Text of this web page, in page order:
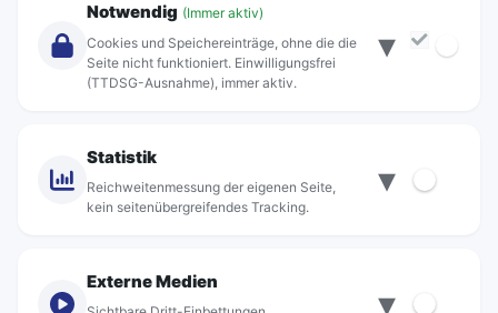
Über Rebus
Standorte
Notwendig (Immer aktiv)
Cookies und Speichereinträge, ohne die die
Seite nicht funktioniert. Einwilligungsfrei
(TTDSG-Ausnahme), immer aktiv.
▾
Statistik
Reichweitenmessung der eigenen Seite,
kein seitenübergreifendes Tracking.
▾
Externe Medien
▾